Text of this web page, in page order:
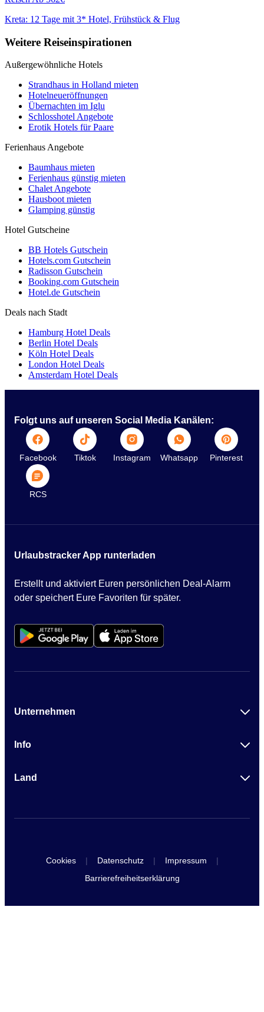
Kreta: 12 Tage mit 3* Hotel, Frühstück & Flug
Weitere Reiseinspirationen
Außergewöhnliche Hotels
Strandhaus in Holland mieten
Hotelneueröffnungen
Übernachten im Iglu
Schlosshotel Angebote
Erotik Hotels für Paare
Ferienhaus Angebote
Baumhaus mieten
Ferienhaus günstig mieten
Chalet Angebote
Hausboot mieten
Glamping günstig
Hotel Gutscheine
BB Hotels Gutschein
Hotels.com Gutschein
Radisson Gutschein
Booking.com Gutschein
Hotel.de Gutschein
Deals nach Stadt
Hamburg Hotel Deals
Berlin Hotel Deals
Köln Hotel Deals
London Hotel Deals
Amsterdam Hotel Deals